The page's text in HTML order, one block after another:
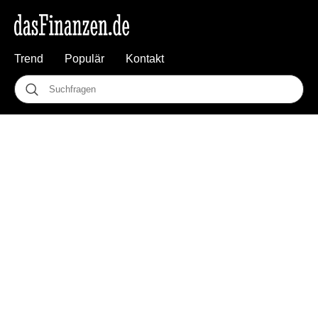
Trend Populär Kontakt